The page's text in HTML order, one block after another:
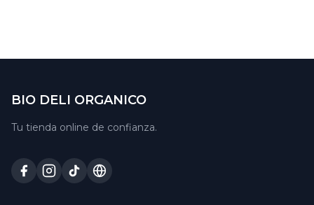
BIO DELI ORGANICO
Tu tienda online de confianza.